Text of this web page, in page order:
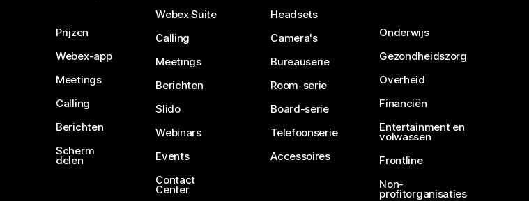
Prijzen
Webex-app
Meetings
Calling
Berichten
Scherm
delen
Webex Suite
Calling
Meetings
Berichten
Slido
Webinars
Events
Contact
Center
Headsets
Camera's
Bureauserie
Room-serie
Board-serie
Telefoonserie
Accessoires
Onderwijs
Gezondheidszorg
Overheid
Financiën
Entertainment en
volwassen
Frontline
Non-
profitorganisaties